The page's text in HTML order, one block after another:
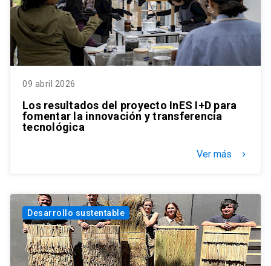
09 abril 2026
Los resultados del proyecto InES I+D para
fomentar la innovación y transferencia
tecnológica
Ver más keyboard_arrow_right
Desarrollo sustentable